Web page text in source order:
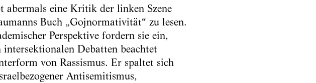
eine Kritik der linken Szene
Buch „Gojnormativität“ zu lesen.
Perspektive fordern sie ein,
Debatten beachtet
von Rassismus. Er spaltet sich
Antisemitismus,